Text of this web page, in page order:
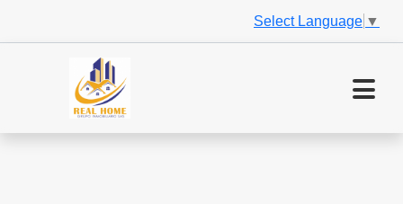
Select Language ▼